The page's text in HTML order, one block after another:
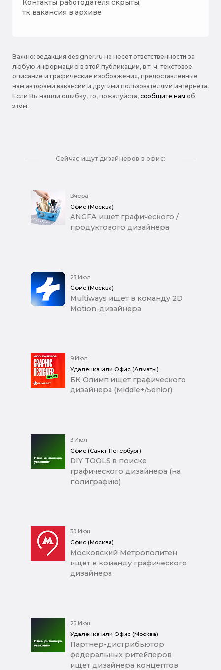
Контакты работодателя скрыты,
тк вакансия в архиве
Важно: pедакция designer.ru не несет ответственности за
любую информацию в этой публикации, в т. ч. текстовое
описание и графические изображения, предоставленные
нам авторами вакансии и другими пользователями интернета.
Если Вы нашли ошибку, то, пожалуйста, сообщите нам об
этом.
Сейчас ищут дизайнеров в офис:
Вчера
Офис (Москва)
ANGFA ищет графического /
продуктового дизайнера
23 Июл
Офис (Москва)
Multiways ищет в команду 2D
Motion-дизайнера
9 Июл
Удаленка или Офис (Алматы)
БК Олимп ищет графического
дизайнера (Middle+/Senior)
3 Июл
Офис (Санкт-Петербург)
DIY TOOLS в поиске
графического дизайнера (на
полиграфию)
30 Июн
Офис (Москва)
Московский Метрополитен
ищет в команду графического
дизайнера
25 Июн
Удаленка или Офис (Москва)
Партнер-дистрибьютор
федеральных ритейлеров
ищет дизайнера концептов